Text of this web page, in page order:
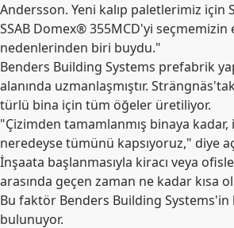
Andersson. Yeni kalıp paletlerimiz için
SSAB Domex® 355MCD'yi seçmemizin
nedenlerinden biri buydu."
Benders Building Systems prefabrik
alanında uzmanlaşmıştır.
türlü bina için tüm öğeler üretiliyor.
"Çizimden tamamlanmış binaya
neredeyse tümünü kapsıyoruz," diye
İnşaata başlanmasıyla kiracı veya
arasında geçen zaman ne kadar kısa
Bu faktör Benders Building Systems'in
bulunuyor.